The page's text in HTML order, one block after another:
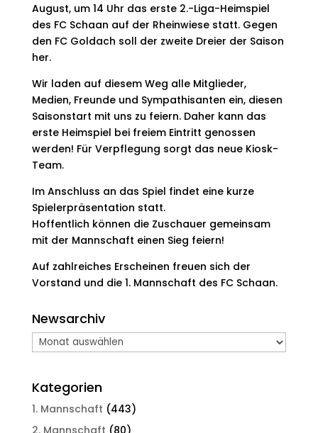
August, um 14 Uhr das erste 2.-Liga-Heimspiel
des FC Schaan auf der Rheinwiese statt. Gegen
den FC Goldach soll der zweite Dreier der Saison
her.
Wir laden auf diesem Weg alle Mitglieder,
Medien, Freunde und Sympathisanten ein, diesen
Saisonstart mit uns zu feiern. Daher kann das
erste Heimspiel bei freiem Eintritt genossen
werden! Für Verpflegung sorgt das neue Kiosk-
Team.
Im Anschluss an das Spiel findet eine kurze
Spielerpräsentation statt.
Hoffentlich können die Zuschauer gemeinsam
mit der Mannschaft einen Sieg feiern!
Auf zahlreiches Erscheinen freuen sich der
Vorstand und die 1. Mannschaft des FC Schaan.
Newsarchiv
Newsarchiv
Kategorien
1. Mannschaft (443)